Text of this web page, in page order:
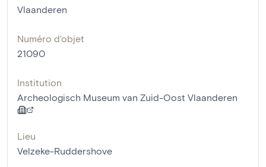
Vlaanderen
Numéro d'objet
21090
Institution
Archeologisch Museum van Zuid-Oost Vlaanderen
Lieu
Velzeke-Ruddershove